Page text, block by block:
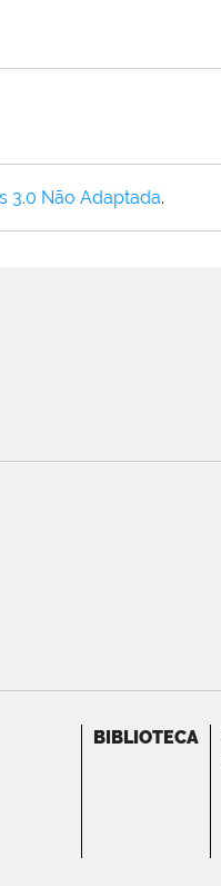
3.0 Não Adaptada.
BIBLIOTECA